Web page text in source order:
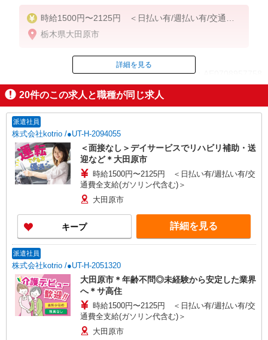
時給1500円〜2125円 ＜日払い有/週払い有/交通費
全支給(ガソリン代含む)＞
栃木県大田原市
ID：AE0708957758
掲載期間終了
詳細を見る
20件のこの求人と職種が同じ求人
派遣社員
株式会社kotrio /●UT-H-2094055
＜面接なし＞デイサービスでリハビリ補助・送
迎など＊大田原市
時給1500円〜2125円 ＜日払い有/週払い有/交
通費全支給(ガソリン代含む)＞
大田原市
キープ 詳細を見る
派遣社員
株式会社kotrio /●UT-H-2051320
大田原市＊年齢不問◎未経験から安定した業界
へ＊サ高住
時給1500円〜2125円 ＜日払い有/週払い有/交
通費全支給(ガソリン代含む)＞
大田原市